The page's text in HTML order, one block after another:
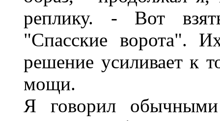
реплику. - Вот
"Спасские ворота".
решение усиливает к
мощи.
Я говорил